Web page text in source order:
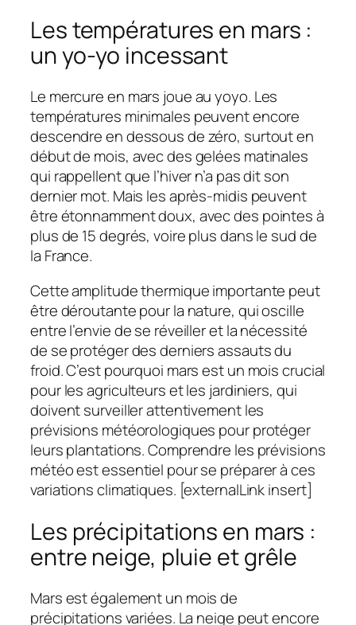
Les températures en mars :
un yo-yo incessant
Le mercure en mars joue au yoyo. Les
températures minimales peuvent encore
descendre en dessous de zéro, surtout en
début de mois, avec des gelées matinales
qui rappellent que l’hiver n’a pas dit son
dernier mot. Mais les après-midis peuvent
être étonnamment doux, avec des pointes à
plus de 15 degrés, voire plus dans le sud de
la France.
Cette amplitude thermique importante peut
être déroutante pour la nature, qui oscille
entre l’envie de se réveiller et la nécessité
de se protéger des derniers assauts du
froid. C’est pourquoi mars est un mois crucial
pour les agriculteurs et les jardiniers, qui
doivent surveiller attentivement les
prévisions météorologiques pour protéger
leurs plantations. Comprendre les prévisions
météo est essentiel pour se préparer à ces
variations climatiques. [externalLink insert]
Les précipitations en mars :
entre neige, pluie et grêle
Mars est également un mois de
précipitations variées. La neige peut encore